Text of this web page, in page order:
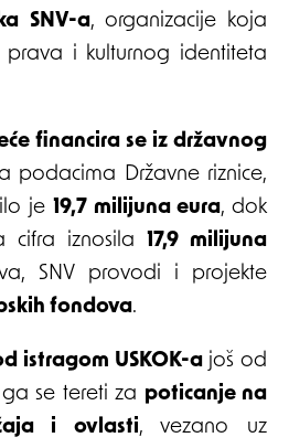
SNV-a, organizacije koja
i kulturnog identiteta
financira se iz državnog
podacima Državne riznice,
je 19,7 milijuna eura, dok
cifra iznosila 17,9 milijuna
SNV provodi i projekte
fondova.
istragom USKOK-ajoš od
se tereti za poticanje na
i ovlasti, vezano uz